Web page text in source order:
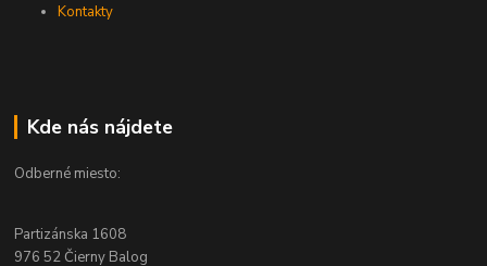
Kontakty
Kde nás nájdete
Odberné miesto:
Partizánska 1608
976 52 Čierny Balog